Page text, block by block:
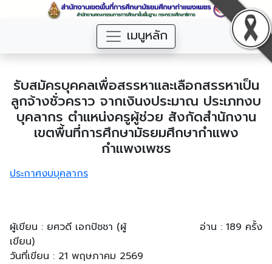
เมนูหลัก
รับสมัครบุคคลเพื่อสรรหาและเลือกสรรหาเป็น
ลูกจ้างชั่วคราว จากเงินงประมาณ ประเภทงบ
บุคลากร ตำแหน่งครูผู้ช่วย สังกัดสำนักงาน
เขตพื้นที่การศึกษามัธยมศึกษากำแพง
กำแพงเพชร
ประกาศงบบุคลากร
ผู้เขียน : ยศวดี เอกปัชชา (ผู้
เขียน)
อ่าน : 189 ครั้ง
วันที่เขียน : 21 พฤษภาคม 2569